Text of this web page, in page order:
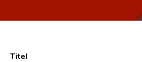
Forschungsgruppe
Titel